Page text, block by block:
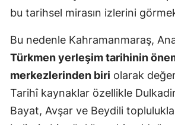
bu tarihsel mirasın izlerini
Bu nedenle Kahramanmaraş,
Türkmen yerleşim tarihinin
merkezlerinden biri olarak
Tarihî kaynaklar özellikle
Bayat, Avşar ve Beydili